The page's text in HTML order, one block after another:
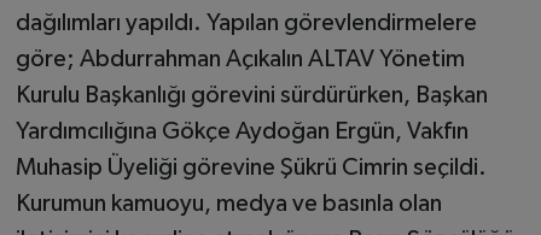
dağılımları yapıldı. Yapılan görevlendirmelere
göre; Abdurrahman Açıkalın ALTAV Yönetim
Kurulu Başkanlığı görevini sürdürürken, Başkan
Yardımcılığına Gökçe Aydoğan Ergün, Vakfın
Muhasip Üyeliği görevine Şükrü Cimrin seçildi.
Kurumun kamuoyu, medya ve basınla olan